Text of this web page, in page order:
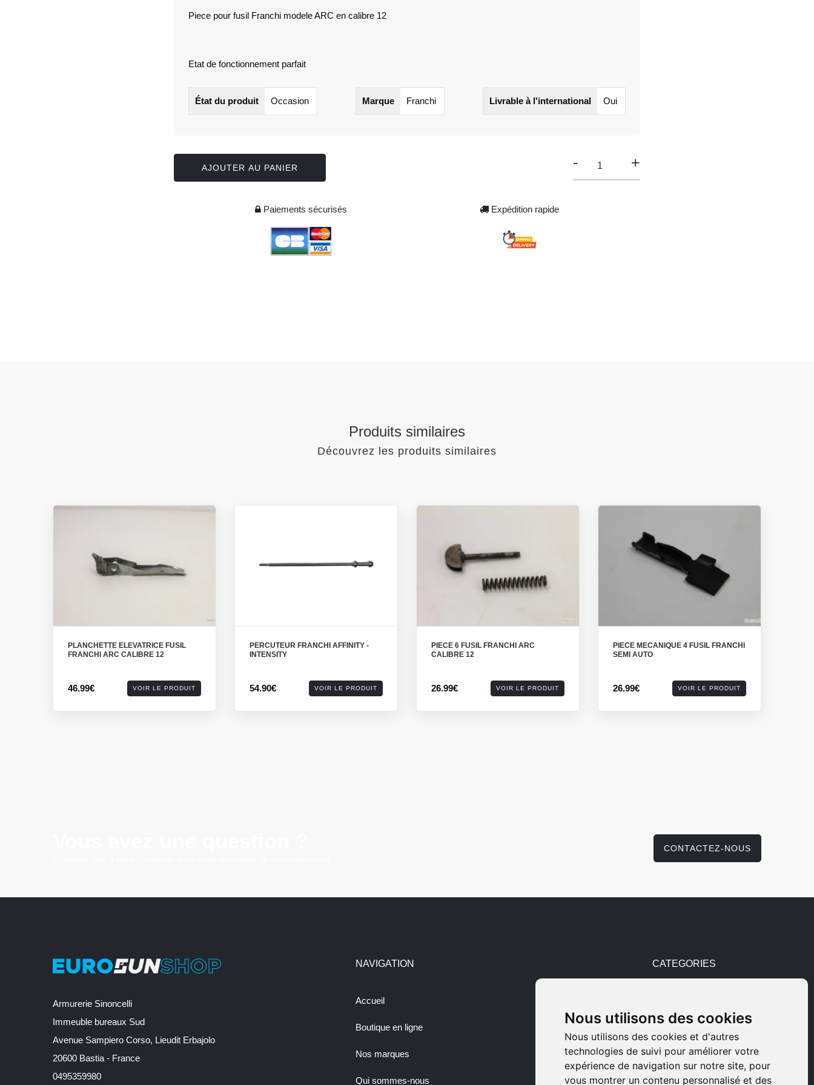
Nous utilisons des cookies
Nous utilisons des cookies et d'autres
technologies de suivi pour améliorer votre
expérience de navigation sur notre site, pour
vous montrer un contenu personnalisé et des
Piece pour fusil Franchi modele ARC en calibre 12
Etat de fonctionnement parfait
État du produit Occasion Marque Franchi Livrable à l'international Oui
AJOUTER AU PANIER - +
Paiements sécurisés Expédition rapide
Produits similaires
Découvrez les produits similaires
PLANCHETTE ELEVATRICE FUSIL
FRANCHI ARC CALIBRE 12
46.99€ VOIR LE PRODUIT
PERCUTEUR FRANCHI AFFINITY -
INTENSITY
54.90€ VOIR LE PRODUIT
PIECE 6 FUSIL FRANCHI ARC
CALIBRE 12
26.99€ VOIR LE PRODUIT
PIECE MECANIQUE 4 FUSIL FRANCHI
SEMI AUTO
26.99€ VOIR LE PRODUIT
CONTACTEZ-NOUS
Armurerie Sinoncelli
Immeuble bureaux Sud
Avenue Sampiero Corso, Lieudit Erbajolo
20600 Bastia - France
0495359980
NAVIGATION
Accueil
Boutique en ligne
Nos marques
Qui sommes-nous
CATEGORIES
Armes d'occasions
Armes neuves